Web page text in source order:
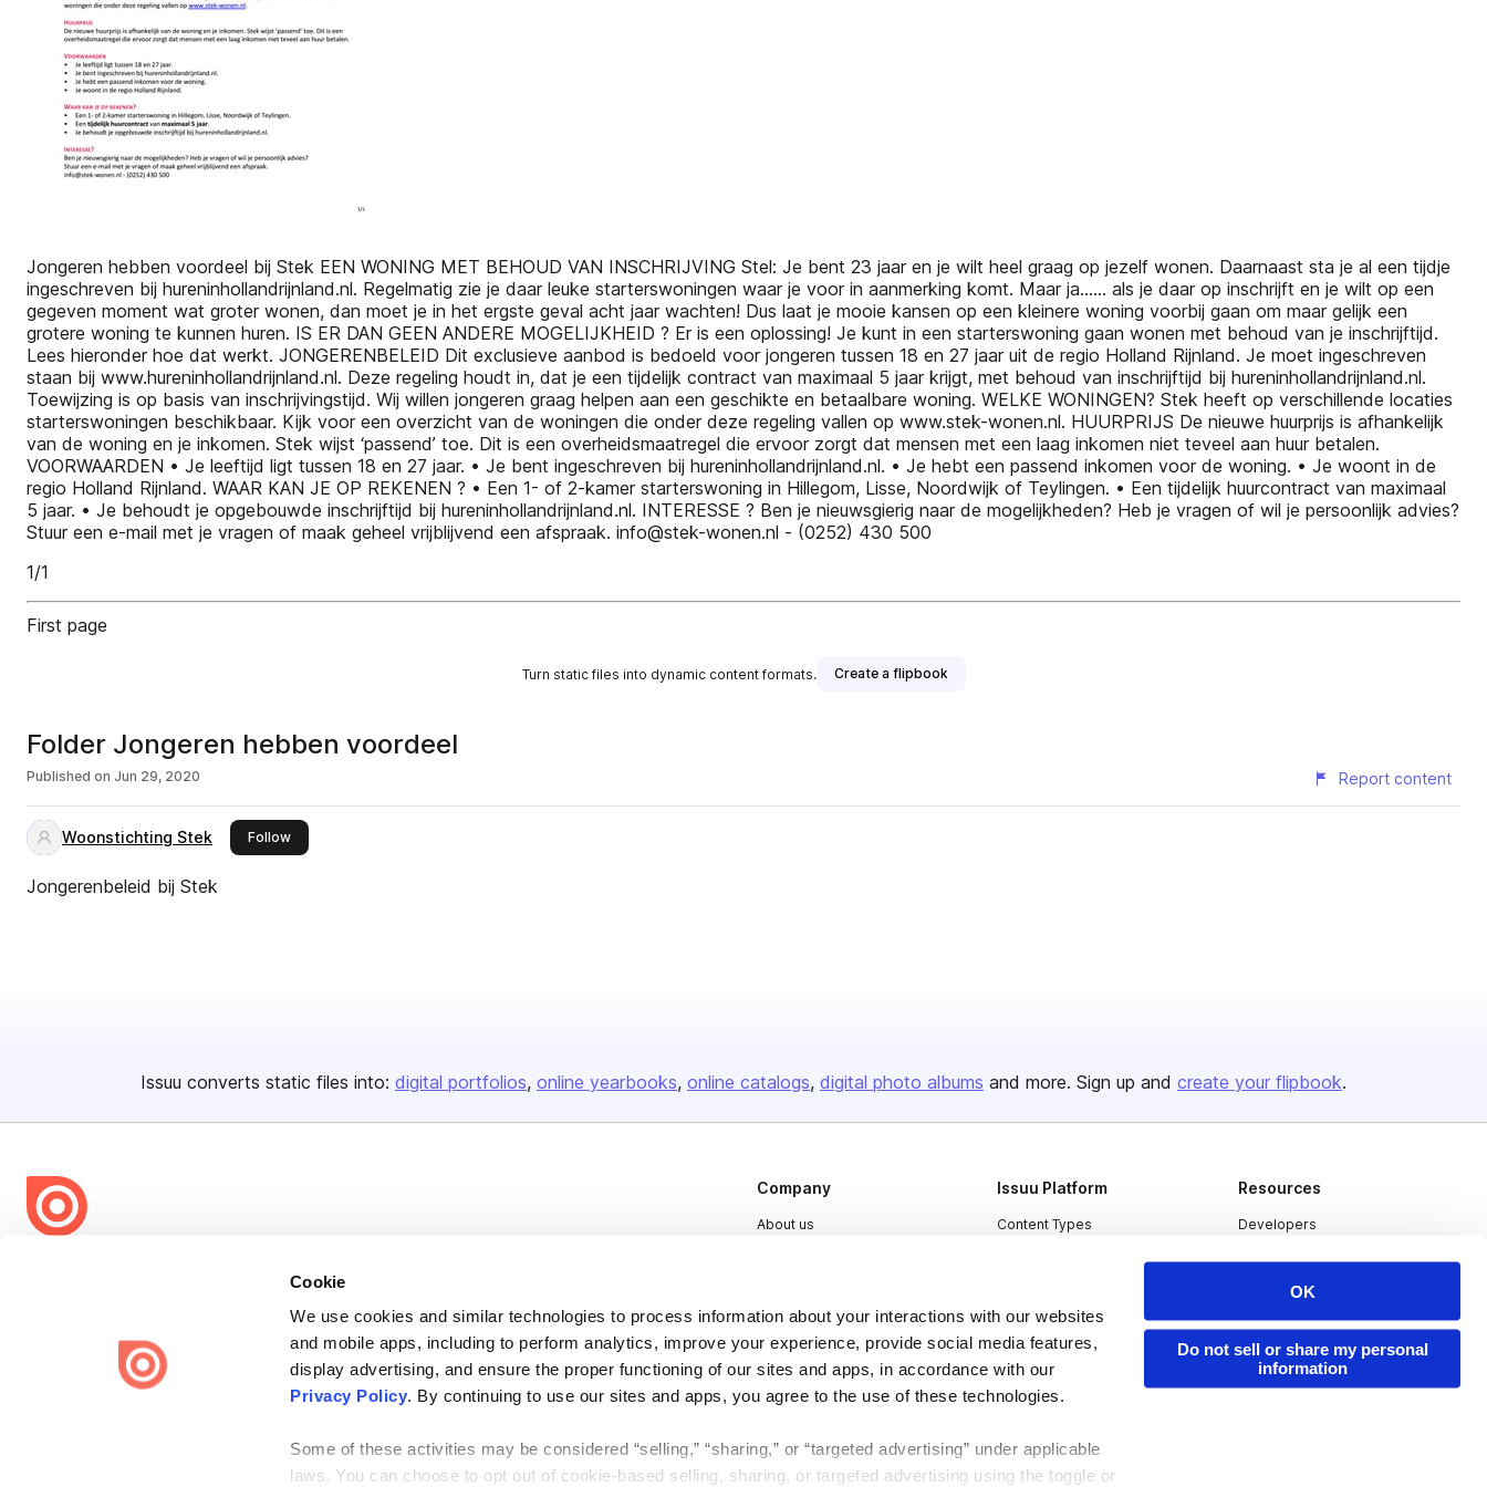
Cookie
We use cookies and similar technologies to process information about your interactions with our websites
and mobile apps, including to perform analytics, improve your experience, provide social media features,
display advertising, and ensure the proper functioning of our sites and apps, in accordance with our
Privacy Policy. By continuing to use our sites and apps, you agree to the use of these technologies.
Some of these activities may be considered “selling,” “sharing,” or “targeted advertising” under applicable
laws. You can choose to opt out of cookie-based selling, sharing, or targeted advertising using the toggle or
OK
Do not sell or share my personal
information
Jongeren hebben voordeel bij Stek EEN WONING MET BEHOUD VAN INSCHRIJVING Stel: Je bent 23 jaar en je wilt heel graag op jezelf wonen. Daarnaast sta je al een tijdje
ingeschreven bij hureninhollandrijnland.nl. Regelmatig zie je daar leuke starterswoningen waar je voor in aanmerking komt. Maar ja…… als je daar op inschrijft en je wilt op een
gegeven moment wat groter wonen, dan moet je in het ergste geval acht jaar wachten! Dus laat je mooie kansen op een kleinere woning voorbij gaan om maar gelijk een
grotere woning te kunnen huren. IS ER DAN GEEN ANDERE MOGELIJKHEID ? Er is een oplossing! Je kunt in een starterswoning gaan wonen met behoud van je inschrijftijd.
Lees hieronder hoe dat werkt. JONGERENBELEID Dit exclusieve aanbod is bedoeld voor jongeren tussen 18 en 27 jaar uit de regio Holland Rijnland. Je moet ingeschreven
staan bij www.hureninhollandrijnland.nl. Deze regeling houdt in, dat je een tijdelijk contract van maximaal 5 jaar krijgt, met behoud van inschrijftijd bij hureninhollandrijnland.nl.
Toewijzing is op basis van inschrijvingstijd. Wij willen jongeren graag helpen aan een geschikte en betaalbare woning. WELKE WONINGEN? Stek heeft op verschillende locaties
starterswoningen beschikbaar. Kijk voor een overzicht van de woningen die onder deze regeling vallen op www.stek-wonen.nl. HUURPRIJS De nieuwe huurprijs is afhankelijk
van de woning en je inkomen. Stek wijst ‘passend’ toe. Dit is een overheidsmaatregel die ervoor zorgt dat mensen met een laag inkomen niet teveel aan huur betalen.
VOORWAARDEN • Je leeftijd ligt tussen 18 en 27 jaar. • Je bent ingeschreven bij hureninhollandrijnland.nl. • Je hebt een passend inkomen voor de woning. • Je woont in de
regio Holland Rijnland. WAAR KAN JE OP REKENEN ? • Een 1- of 2-kamer starterswoning in Hillegom, Lisse, Noordwijk of Teylingen. • Een tijdelijk huurcontract van maximaal
5 jaar. • Je behoudt je opgebouwde inschrijftijd bij hureninhollandrijnland.nl. INTERESSE ? Ben je nieuwsgierig naar de mogelijkheden? Heb je vragen of wil je persoonlijk advies?
Stuur een e-mail met je vragen of maak geheel vrijblijvend een afspraak. info@stek-wonen.nl - (0252) 430 500
1/1
First page
Turn static files into dynamic content formats. Create a flipbook
Folder Jongeren hebben voordeel
Published on Jun 29, 2020 Report content
Woonstichting Stek Followthis publisher
Jongerenbeleid bij Stek
Issuu converts static files into: digital portfolios online yearbooks online catalogs digital photo albums and more. Sign up and create your flipbook.
share everywhere.
Issuu turns PDFs and other files into interactive flipbooks and
engaging content for every channel.
Company
About us
Contact
Issuu Platform
Content Types
Industries
Resources
Developers
Publisher Directory
Redeem Code